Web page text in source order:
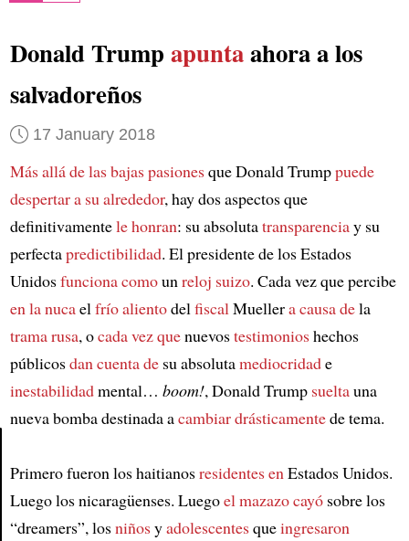
Article
Donald Trump apuntaahora a los
salvadoreños
17 January 2018
Más allá de las bajas pasionesque Donald Trumppuede
despertar a su alrededor, hay dos aspectos que
definitivamentele honran: su absolutatransparenciay su
perfectapredictibilidad. El presidente de los Estados
Unidosfunciona comounreloj suizo. Cada vez que percibe
en la nucaelfrío alientodelfiscalMuellera causa dela
trama rusa, ocada vez quenuevostestimonioshechos
públicosdan cuenta desu absolutamediocridade
inestabilidadmental… boom!, Donald Trump sueltauna
nueva bomba destinada acambiar drásticamentede tema.
Primero fueron los haitianosresidentes enEstados Unidos.
Luego los nicaragüenses. Luegoel mazazo cayósobre los
“dreamers”, losniñosyadolescentesqueingresaron